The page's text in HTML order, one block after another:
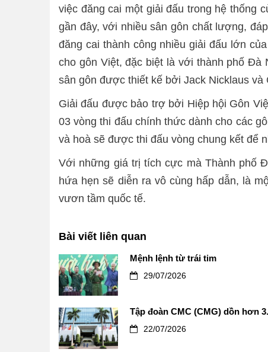
việc đăng cai một giải đấu trong hệ thống
gần đây, với nhiều sân gôn chất lượng,
đăng cai thành công nhiều giải đấu lớn
cho gôn Việt, đặc biệt là với thành phố Đà
sân gôn được thiết kế bởi Jack Nicklaus và
Giải đấu được bảo trợ bởi Hiệp hội Gôn
03 vòng thi đấu chính thức dành cho các
và hoà sẽ được thi đấu vòng chung kết để
Với những giá trị tích cực mà Thành phố
hứa hẹn sẽ diễn ra vô cùng hấp dẫn, là
vươn tầm quốc tế.
Bài viết liên quan
Mệnh lệnh từ trái tim
29/07/2026
Tập đoàn CMC (CMG) dồn hơn
22/07/2026